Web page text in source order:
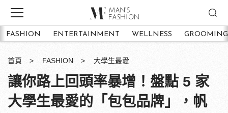
FASHION ENTERTAINMENT WELLNESS GROOMING
首頁 FASHION 大學生最愛
讓你路上回頭率暴增！盤點 5 家
大學生最愛的「包包品牌」，帆